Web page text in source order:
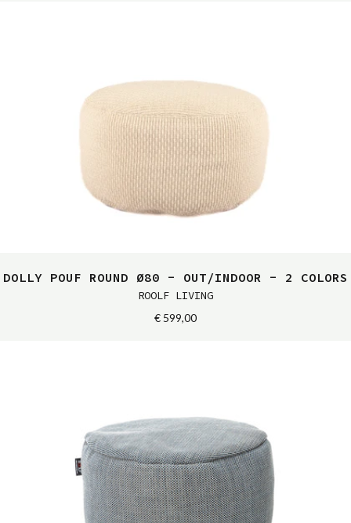
DOLLY POUF ROUND Ø80 - OUT/INDOOR - 2 COLORS
ROOLF LIVING
€ 599,00